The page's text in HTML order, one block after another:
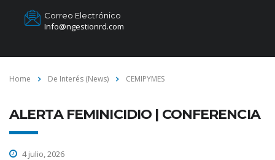
Correo Electrónico
Info@ngestionrd.com
Home De Interés (News) CEMIPYMES
ALERTA FEMINICIDIO | CONFERENCIA
4 julio, 2026